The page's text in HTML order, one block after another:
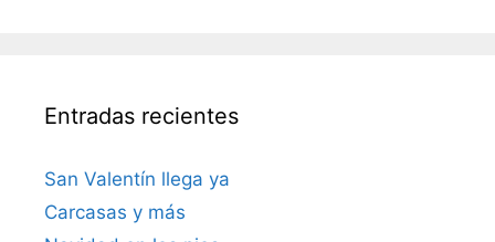
Entradas recientes
San Valentín llega ya
Carcasas y más